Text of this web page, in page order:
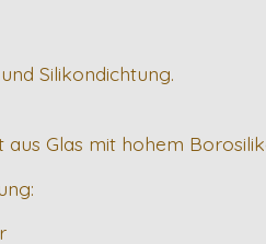
Silikondichtung.
aus Glas mit hohem